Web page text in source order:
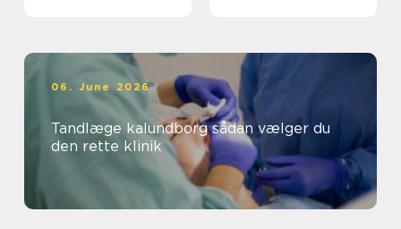
06. June 2026
Tandlæge kalundborg sådan vælger du
den rette klinik